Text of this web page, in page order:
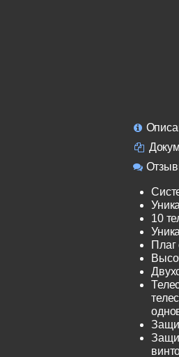
10
Плаг